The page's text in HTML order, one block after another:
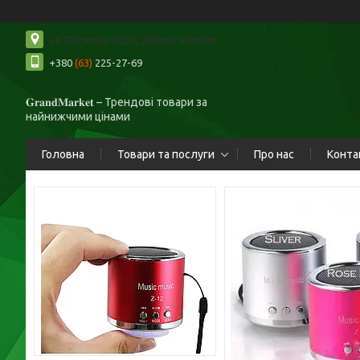
ул. Пастера 152/2, Дніпро, Україна
+380 (63) 225-27-69
𝐆𝐫𝐚𝐧𝐝𝐌𝐚𝐫𝐤𝐞𝐭 – Трендові товари за
найнижчими цінами
Головна Товари та послуги Про нас